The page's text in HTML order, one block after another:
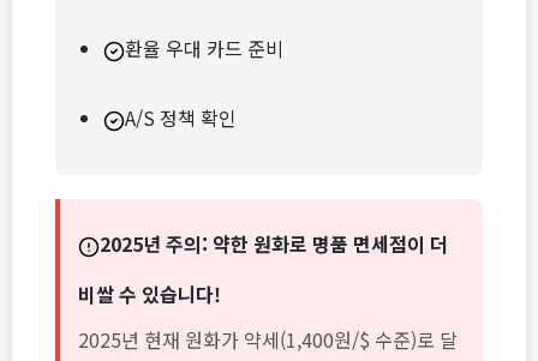
환율 우대 카드 준비
A/S 정책 확인
2025년 주의: 약한 원화로 명품 면세점이 더
비쌀 수 있습니다!
2025년 현재 원화가 약세(1,400원/$ 수준)로 달